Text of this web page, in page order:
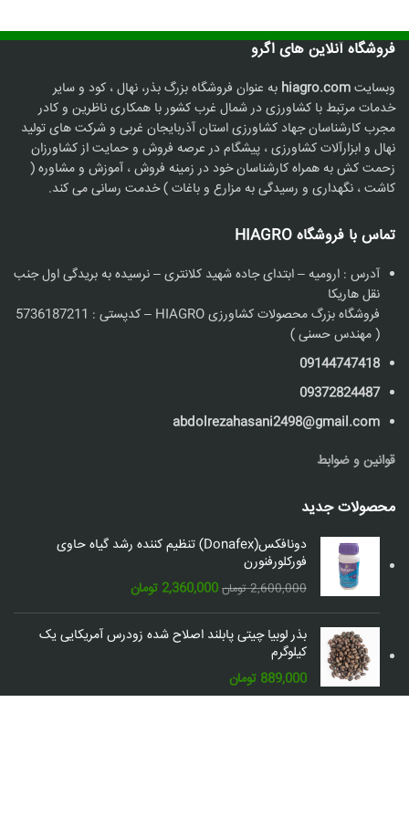
فروشگاه آنلاین های اگرو
وبسایتhiagro.com به عنوان فروشگاه بزرگ بذر، نهال ، کود و سایر
خدمات مرتبط با کشاورزی در شمال غرب کشور با همکاری ناظرین و کادر
مجرب کارشناسان جهاد کشاورزی استان آذربایجان غربی و شرکت های تولید
نهال و ابزارآلات کشاورزی ، پیشگام در عرصه فروش و حمایت از کشاورزان
زحمت کش به همراه کارشناسان خود در زمینه فروش ، آموزش و مشاوره (
کاشت ، نگهداری و رسیدگی به مزارع و باغات ) خدمت رسانی می کند.
تماس با فروشگاه HIAGRO
آدرس : ارومیه – ابتدای جاده شهید کلانتری – نرسیده به بریدگی اول جنب
نقل هاریکا
فروشگاه بزرگ محصولات کشاورزی HIAGRO – کدپستی : 5736187211
( مهندس حسنی )
09144747418
09372824487
abdolrezahasani2498@gmail.com
قوانین و ضوابط
محصولات جدید
دونافکس(Donafex) تنظیم کننده رشد گیاه حاوی
فورکلورفنورن
2,600,000 تومان قیمت
اصلی:
2,600,000 تومان
2,360,000 تومانقیمت
فعلی:
2,360,000 تومان.
بذر لوبیا چیتی پابلند اصلاح شده زودرس آمریکایی یک
کیلوگرم
889,000 تومان